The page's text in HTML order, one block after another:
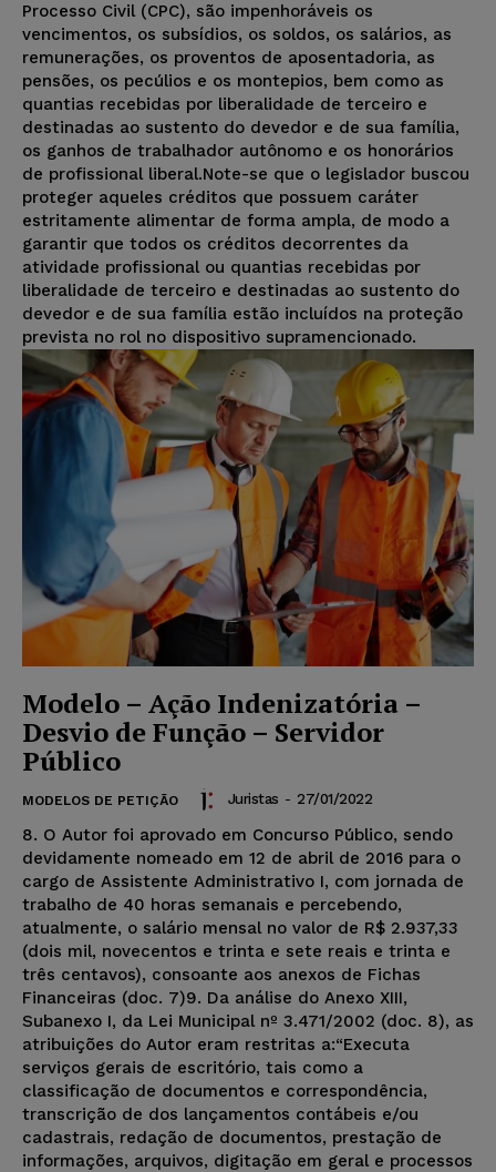
Processo Civil (CPC), são impenhoráveis os
vencimentos, os subsídios, os soldos, os salários, as
remunerações, os proventos de aposentadoria, as
pensões, os pecúlios e os montepios, bem como as
quantias recebidas por liberalidade de terceiro e
destinadas ao sustento do devedor e de sua família,
os ganhos de trabalhador autônomo e os honorários
de profissional liberal.Note-se que o legislador buscou
proteger aqueles créditos que possuem caráter
estritamente alimentar de forma ampla, de modo a
garantir que todos os créditos decorrentes da
atividade profissional ou quantias recebidas por
liberalidade de terceiro e destinadas ao sustento do
devedor e de sua família estão incluídos na proteção
prevista no rol no dispositivo supramencionado.
Modelo – Ação Indenizatória –
Desvio de Função – Servidor
Público
MODELOS DE PETIÇÃO Juristas - 27/01/2022
8. O Autor foi aprovado em Concurso Público, sendo
devidamente nomeado em 12 de abril de 2016 para o
cargo de Assistente Administrativo I, com jornada de
trabalho de 40 horas semanais e percebendo,
atualmente, o salário mensal no valor de R$ 2.937,33
(dois mil, novecentos e trinta e sete reais e trinta e
três centavos), consoante aos anexos de Fichas
Financeiras (doc. 7)9. Da análise do Anexo XIII,
Subanexo I, da Lei Municipal nº 3.471/2002 (doc. 8), as
atribuições do Autor eram restritas a:“Executa
serviços gerais de escritório, tais como a
classificação de documentos e correspondência,
transcrição de dos lançamentos contábeis e/ou
cadastrais, redação de documentos, prestação de
informações, arquivos, digitação em geral e processos